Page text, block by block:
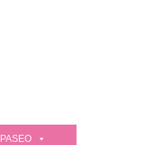
PASEO